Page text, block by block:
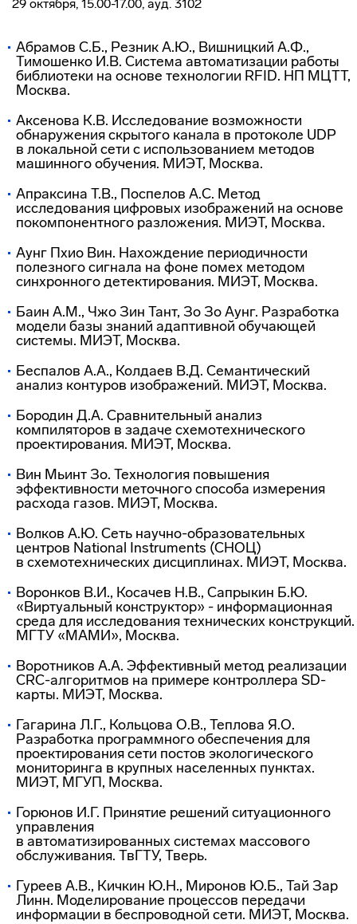
29 октября, 15.00-17.00, ауд. 3102
Абрамов C.Б., Резник А.Ю., Вишницкий А.Ф.,
Тимошенко И.В. Система автоматизации работы
библиотеки на основе технологии RFID. НП МЦТТ,
Москва.
Аксенова К.В. Исследование возможности
обнаружения скрытого канала в протоколе UDP
в локальной сети с использованием методов
машинного обучения. МИЭТ, Москва.
Апраксина Т.В., Поспелов А.С. Метод
исследования цифровых изображений на основе
покомпонентного разложения. МИЭТ, Москва.
Аунг Пхио Вин. Нахождение периодичности
полезного сигнала на фоне помех методом
синхронного детектирования. МИЭТ, Москва.
Баин А.М., Чжо Зин Тант, Зо Зо Аунг. Разработка
модели базы знаний адаптивной обучающей
системы. МИЭТ, Москва.
Беспалов А.А., Колдаев В.Д. Семантический
анализ контуров изображений. МИЭТ, Москва.
Бородин Д.А. Сравнительный анализ
компиляторов в задаче схемотехнического
проектирования. МИЭТ, Москва.
Вин Мьинт Зо. Технология повышения
эффективности меточного способа измерения
расхода газов. МИЭТ, Москва.
Волков А.Ю. Сеть научно-образовательных
центров National Instruments (СНОЦ)
в схемотехнических дисциплинах. МИЭТ, Москва.
Воронков В.И., Косачев Н.В., Сапрыкин Б.Ю.
«Виртуальный конструктор» - информационная
среда для исследования технических конструкций.
МГТУ «МАМИ», Москва.
Воротников А.А. Эффективный метод реализации
CRC-алгоритмов на примере контроллера SD-
карты. МИЭТ, Москва.
Гагарина Л.Г., Кольцова О.В., Теплова Я.О.
Разработка программного обеспечения для
проектирования сети постов экологического
мониторинга в крупных населенных пунктах.
МИЭТ, МГУП, Москва.
Горюнов И.Г. Принятие решений ситуационного
управления
в автоматизированных системах массового
обслуживания. ТвГТУ, Тверь.
Гуреев А.В., Кичкин Ю.Н., Миронов Ю.Б., Тай Зар
Линн. Моделирование процессов передачи
информации в беспроводной сети. МИЭТ, Москва.